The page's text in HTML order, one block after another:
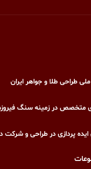
طراحی طلا و جواهر ایران
متخصص در زمینه سنگ
ایده پردازی در طراحی و